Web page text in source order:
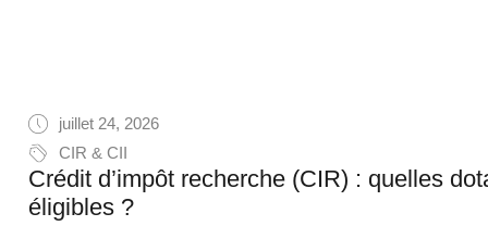
juillet 24, 2026
CIR & CII
Crédit d’impôt recherche (CIR) : quelles
éligibles ?